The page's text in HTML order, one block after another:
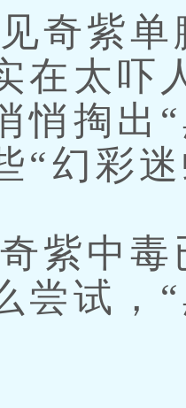
奇紫单
在太吓
悄掏出
“幻彩
紫中毒
尝试，